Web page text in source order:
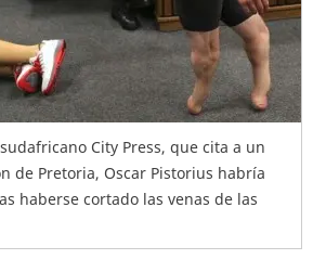
City Press, que cita a un
de Pretoria, Oscar Pistorius habría
haberse cortado las venas de las